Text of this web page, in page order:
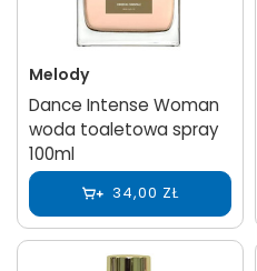
Melody
Dance Intense Woman
woda toaletowa spray
100ml
34,00 ZŁ